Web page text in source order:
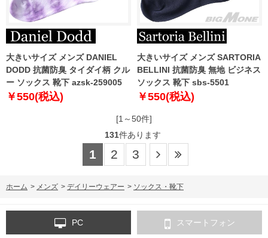
大きいサイズ メンズ DANIEL
DODD 抗菌防臭 タイダイ柄 クル
ー ソックス 靴下 azsk-259005
￥550(税込)
大きいサイズ メンズ SARTORIA
BELLINI 抗菌防臭 無地 ビジネス
ソックス 靴下 sbs-5501
￥550(税込)
[1～50件]
131件あります
1 2 3
ホーム > メンズ > デイリーウェアー > ソックス・靴下
PC スマートフォン